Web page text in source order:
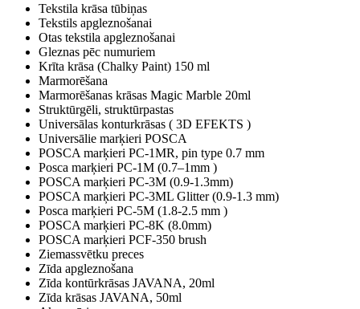
Tekstila krāsa tūbiņas
Tekstils apgleznošanai
Otas tekstila apgleznošanai
Gleznas pēc numuriem
Krīta krāsa (Chalky Paint) 150 ml
Marmorēšana
Marmorēšanas krāsas Magic Marble 20ml
Struktūrgēli, struktūrpastas
Universālas konturkrāsas ( 3D EFEKTS )
Universālie marķieri POSCA
POSCA marķieri PC-1MR, pin type 0.7 mm
Posca marķieri PC-1M (0.7–1mm )
POSCA marķieri PC-3M (0.9-1.3mm)
POSCA marķieri PC-3ML Glitter (0.9-1.3 mm)
Posca marķieri PC-5M (1.8-2.5 mm )
POSCA marķieri PC-8K (8.0mm)
POSCA marķieri PCF-350 brush
Ziemassvētku preces
Zīda apgleznošana
Zīda kontūrkrāsas JAVANA, 20ml
Zīda krāsas JAVANA, 50ml